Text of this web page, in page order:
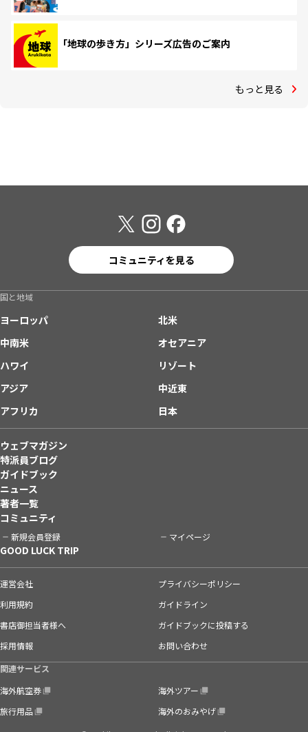
「地球の歩き方」シリーズ広告のご案内
もっと見る
コミュニティを見る
国と地域
ヨーロッパ
北米
中南米
オセアニア
ハワイ
リゾート
アジア
中近東
アフリカ
日本
ウェブマガジン
特派員ブログ
ガイドブック
ニュース
著者一覧
コミュニティ
新規会員登録 マイページ
GOOD LUCK TRIP
運営会社
プライバシーポリシー
利用規約
ガイドライン
書店御担当者様へ
ガイドブックに投稿する
採用情報
お問い合わせ
関連サービス
海外航空券
海外ツアー
旅行用品
海外のおみやげ